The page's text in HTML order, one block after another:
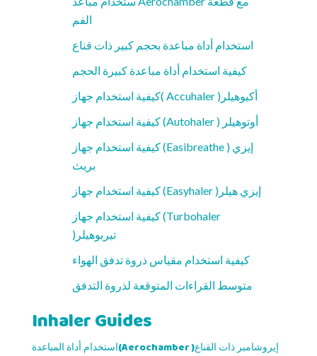
الفم
استخدام أداة مباعدة بحجم كبير ذات قناع
كيفية استخدام أداة مباعدة كبيرة الحجم
كيفية استخدام جهاز( Accuhaler )أكيوهيلر
كيفية استخدام جهاز (Autohaler ) أوتوهيلر
كيفية استخدام جهاز (Easibreathe ) إيزي
بريث
كيفية استخدام جهاز (Easyhaler )إيزي هيلر
كيفية استخدام جهاز (Turbohaler
)تيربوهيلر
كيفية استخدام مقياس ذروة تدفق الهواء
متوسط القراءات المتوقعة لذروة التدفق
Inhaler Guides
استخدام أداة المباعدة(Aerochamber )إيروشامبر ذات القناع